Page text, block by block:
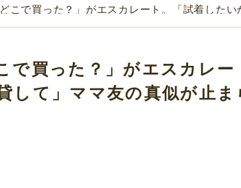
どこで買った？」がエスカレート。「試着した
で買った？」がエスカレ
して」ママ友の真似が止